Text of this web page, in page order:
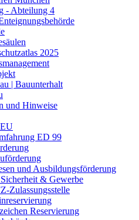
- Abteilung 4
2025
| Bauunterhalt
und Hinweise
ED 99
und Ausbildungsförderung
& Gewerbe
Zulassungsstelle
Reservierung